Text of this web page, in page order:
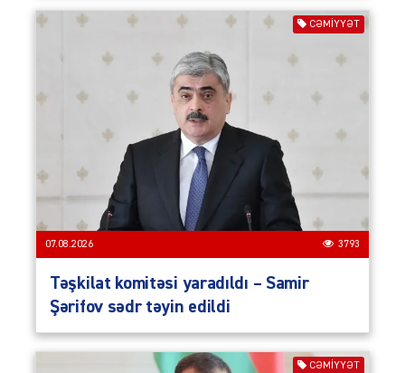
CƏMIYYƏT
07.08.2026 3793
Təşkilat komitəsi yaradıldı – Samir
Şərifov sədr təyin edildi
CƏMIYYƏT